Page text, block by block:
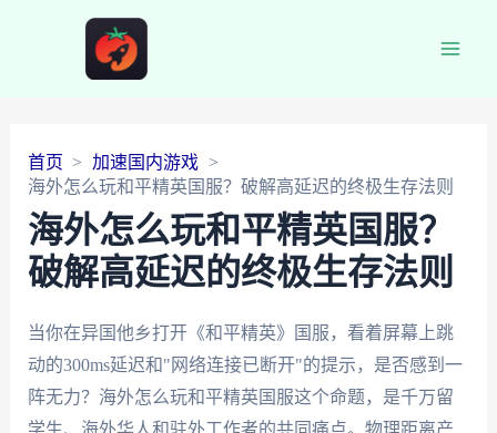
首页
加速国内游戏
海外怎么玩和平精英国服？破解高延迟的终极生存法则
海外怎么玩和平精英国服？
破解高延迟的终极生存法则
当你在异国他乡打开《和平精英》国服，看着屏幕上跳
动的300ms延迟和"网络连接已断开"的提示，是否感到一
阵无力？海外怎么玩和平精英国服这个命题，是千万留
学生、海外华人和驻外工作者的共同痛点。物理距离产